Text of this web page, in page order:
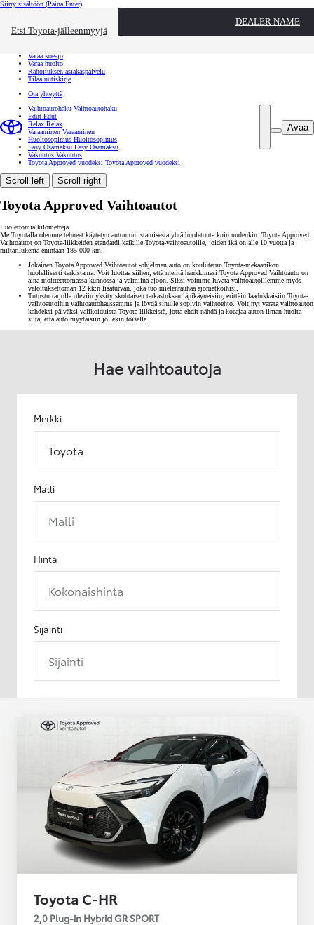
Siirry sisältöön (Paina Enter)
Etsi Toyota-jälleenmyyjä
DEALER NAME
Toyota palvelee Sulje
Varaa koeajo
Varaa huolto
Rahoituksen asiakaspalvelu
Tilaa uutiskirje
Ota yhteyttä
Avaa
Vaihtoautohaku Vaihtoautohaku
Edut Edut
Relax Relax
Varaaminen Varaaminen
Huoltosopimus Huoltosopimus
Easy Osamaksu Easy Osamaksu
Vakuutus Vakuutus
Toyota Approved vuodeksi Toyota Approved vuodeksi
Scroll left Scroll right
Toyota Approved Vaihtoautot
Huolettomia kilometrejä
Me Toyotalla olemme tehneet käytetyn auton omistamisesta yhtä huoletonta kuin uudenkin. Toyota Approved
Vaihtoautot on Toyota-liikkeiden standardi kaikille Toyota-vaihtoautoille, joiden ikä on alle 10 vuotta ja
mittarilukema enintään 185 000 km.
Jokainen Toyota Approved Vaihtoautot -ohjelman auto on koulutetun Toyota-mekaanikon
huolellisesti tarkistama. Voit luottaa siihen, että meiltä hankkimasi Toyota Approved Vaihtoauto on
aina moitteettomassa kunnossa ja valmiina ajoon. Siksi voimme luvata vaihtoautoillemme myös
veloituksettoman 12 kk:n lisäturvan, joka tuo mielenrauhaa ajomatkoihisi.
Tutustu tarjolla oleviin yksityiskohtaisen tarkastuksen läpikäyneisiin, erittäin laadukkaisiin Toyota-
vaihtoautoihin vaihtoautohaussamme ja löydä sinulle sopivin vaihtoehto. Voit nyt varata vaihtoauton
kahdeksi päiväksi valikoiduista Toyota-liikkeistä, jotta ehdit nähdä ja koeajaa auton ilman huolta
siitä, että auto myytäisiin jollekin toiselle.
Hae vaihtoautoja
Merkki
Toyota
Malli
Malli
Hinta
Kokonaishinta
Sijainti
Sijainti
Toyota C-HR
2,0 Plug-in Hybrid GR SPORT